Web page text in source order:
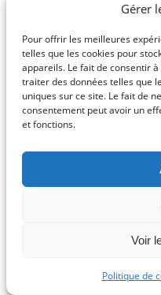
Gérer
Pour offrir les meilleures
telles que les cookies pour
appareils. Le fait de consentir
traiter des données telles que
uniques sur ce site. Le fait de
consentement peut avoir un
et fonctions.
Voir
Politique de